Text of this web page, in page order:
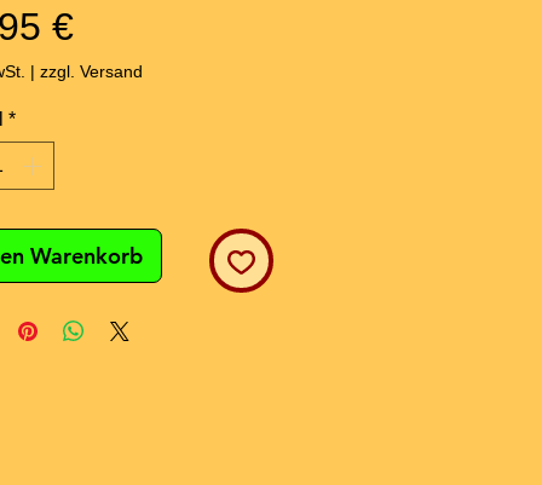
€Preis
| zzgl. Versand
*
Warenkorb